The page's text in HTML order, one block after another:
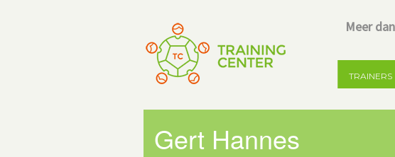
Meer
TRAINERS
Gert Hannes